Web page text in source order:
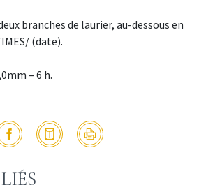
branches de laurier, au-dessous en
(date).
– 6 h.